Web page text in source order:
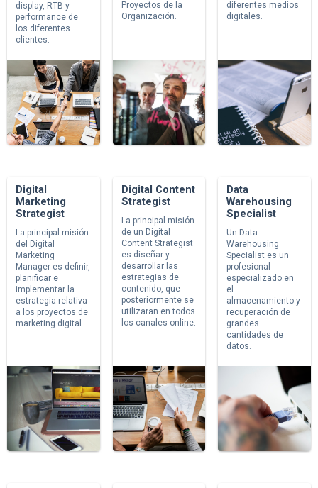
display, RTB y
performance de
los diferentes
clientes.
Proyectos de la
Organización.
diferentes medios
digitales.
Digital
Marketing
Strategist
La principal misión
del Digital
Marketing
Manager es definir,
planificar e
implementar la
estrategia relativa
a los proyectos de
marketing digital.
Digital Content
Strategist
La principal misión
de un Digital
Content Strategist
es diseñar y
desarrollar las
estrategias de
contenido, que
posteriormente se
utilizaran en todos
los canales online.
Data
Warehousing
Specialist
Un Data
Warehousing
Specialist es un
profesional
especializado en
el
almacenamiento y
recuperación de
grandes
cantidades de
datos.